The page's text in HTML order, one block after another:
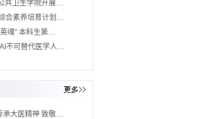
共卫生学院开展…
合素养培育计划…
魂” 本科生第…
不可替代医学人…
承大医精神 致敬…